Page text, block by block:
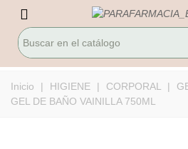
Inicio | HIGIENE | CORPORAL |
GEL DE BAÑO VAINILLA 750ML